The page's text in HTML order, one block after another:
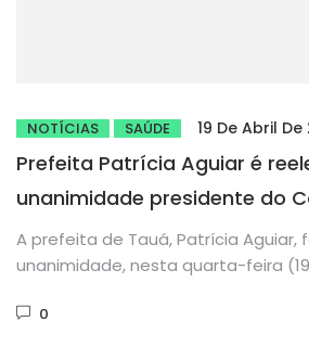
NOTÍCIAS SAÚDE 19 De Abril De
Prefeita Patrícia Aguiar é
unanimidade presidente do
Saúde da Microrregião de
A prefeita de Tauá, Patrícia Aguiar,
unanimidade, nesta quarta-feira
0